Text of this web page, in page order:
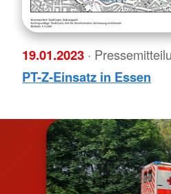
19.01.2023 ·
PT-Z-Einsatz in Essen